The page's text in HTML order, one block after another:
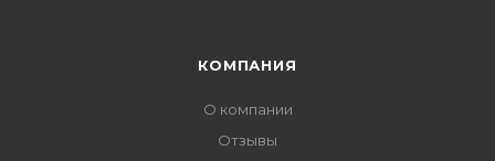
КОМПАНИЯ
О компании
Отзывы